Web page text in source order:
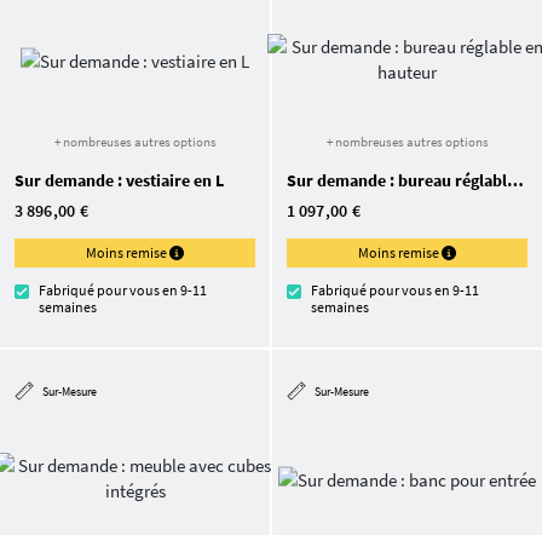
+ nombreuses autres options
Sur demande : vestiaire en L
3 896,00 €
Moins remise
Fabriqué pour vous en 9-11
semaines
+ nombreuses autres options
Sur demande : bureau réglable en hauteur
1 097,00 €
Moins remise
Fabriqué pour vous en 9-11
semaines
Sur-Mesure Sur-Mesure